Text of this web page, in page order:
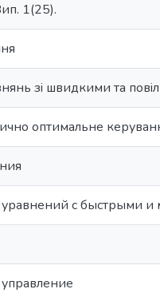
1(25).
зi швидкими та
оптимальне
с быстрыми